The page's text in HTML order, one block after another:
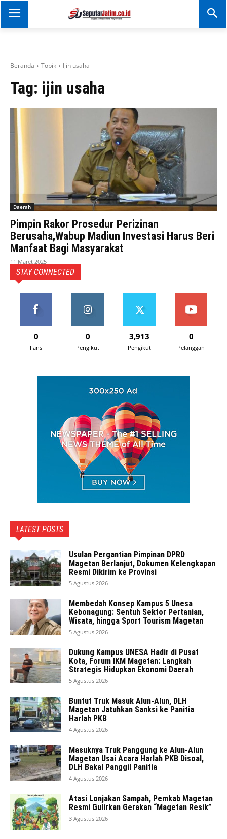
SEPUTAR JATIM
Portal Informasi Dan
Beranda Topik Ijin usaha
Tag: ijin usaha
Daerah
Pimpin Rakor Prosedur Perizinan
Berusaha,Wabup Madiun Investasi Harus Beri
Manfaat Bagi Masyarakat
11 Maret 2025
STAY CONNECTED
0
Fans
0
Pengikut
3,913
Pengikut
0
Pelanggan
LATEST POSTS
Usulan Pergantian Pimpinan DPRD
Magetan Berlanjut, Dokumen Kelengkapan
Resmi Dikirim ke Provinsi
5 Agustus 2026
Membedah Konsep Kampus 5 Unesa
Kebonagung: Sentuh Sektor Pertanian,
Wisata, hingga Sport Tourism Magetan
5 Agustus 2026
Dukung Kampus UNESA Hadir di Pusat
Kota, Forum IKM Magetan: Langkah
Strategis Hidupkan Ekonomi Daerah
5 Agustus 2026
Buntut Truk Masuk Alun-Alun, DLH
Magetan Jatuhkan Sanksi ke Panitia
Harlah PKB
4 Agustus 2026
Masuknya Truk Panggung ke Alun-Alun
Magetan Usai Acara Harlah PKB Disoal,
DLH Bakal Panggil Panitia
4 Agustus 2026
Atasi Lonjakan Sampah, Pemkab Magetan
Resmi Gulirkan Gerakan “Magetan Resik”
3 Agustus 2026